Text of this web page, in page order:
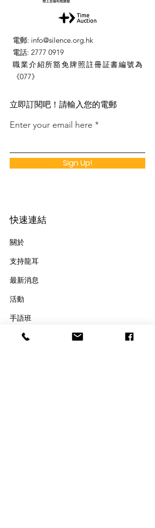
電郵: info@silence.org.hk
電話: 2777 0919
職業介紹所豁免牌照註冊証書編號為
《077》
​立即訂閱吧！請輸入您的電郵
Enter your email here
Sign Up!
快速連結
關於
支持龍耳
最新消息
​活動
手語班
​聯絡我們